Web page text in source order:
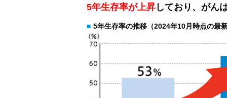
5年生存率が上昇 しており、がん
■ 5年生存率の推移（2024年10月時点の最